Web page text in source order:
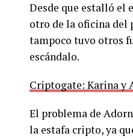
Desde que estalló el
otro de la oficina del
tampoco tuvo otros
escándalo.
Criptogate: Karina y
El problema de
la estafa cripto, ya